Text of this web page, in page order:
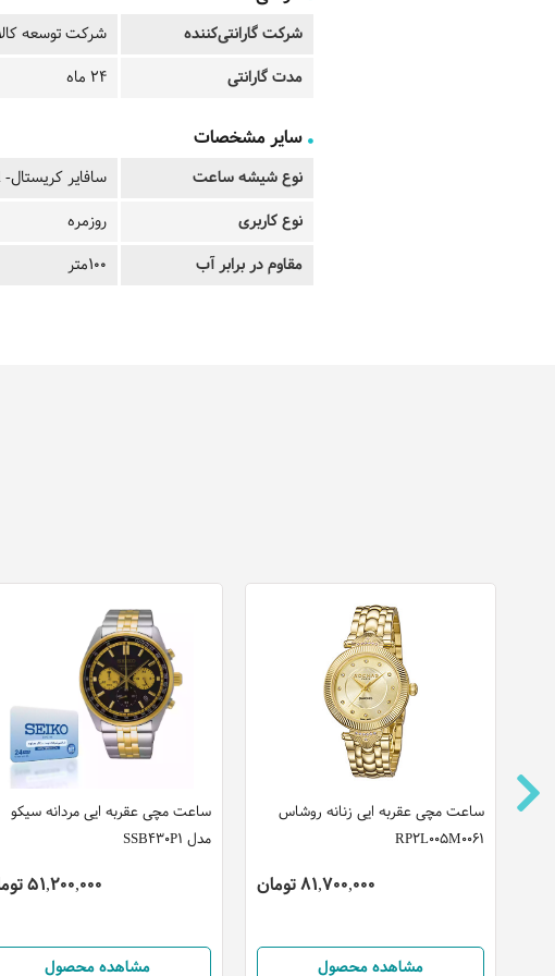
شرکت گارانتی‌کننده
شرکت توسعه
مدت گارانتی
24 ماه
سایر مشخصات
نوع شیشه ساعت
سافایر کریستال- Sapphire crystal
نوع کاربری
روزمره
مقاوم در برابر آب
100متر
ساعت مچی عقربه ایی مردانه سیکو
مدل SSB430P1
51,200,000 تومان
مشاهده محصول
ساعت مچی عقربه ایی زنانه روشاس
RP2L005M0061
81,700,000 تومان
مشاهده محصول